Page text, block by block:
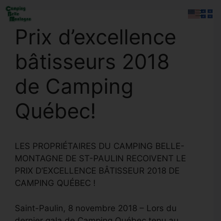
Aller
au
contenuPrix d’excellence
bâtisseurs 2018
de Camping
Québec!
LES PROPRIÉTAIRES DU CAMPING BELLE-
MONTAGNE DE ST-PAULIN RECOIVENT LE
PRIX D’EXCELLENCE BÂTISSEUR 2018 DE
CAMPING QUÉBEC !
Saint-Paulin, 8 novembre 2018 – Lors du